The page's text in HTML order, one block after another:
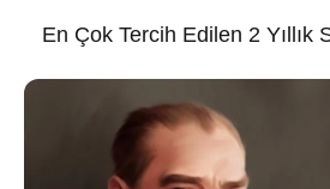
En Çok Tercih Edilen 2 Yıllık